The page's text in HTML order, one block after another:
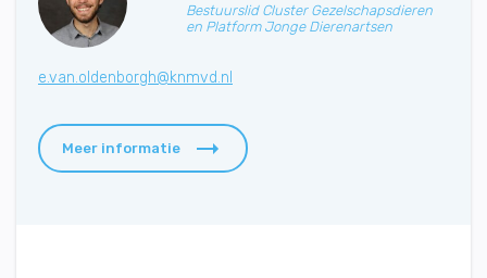
Bestuurslid Cluster Gezelschapsdieren
en Platform Jonge Dierenartsen
e.van.oldenborgh@knmvd.nl
Meer informatie